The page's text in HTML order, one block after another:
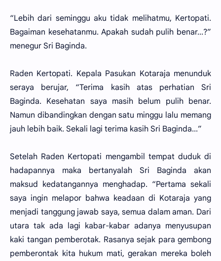
“Lebih dari seminggu aku tidak melihatmu, Kertopati.
Bagaiman kesehatanmu. Apakah sudah pulih benar...?”
menegur Sri Baginda.
Raden Kertopati. Kepala Pasukan Kotaraja menunduk
seraya berujar, “Terima kasih atas perhatian Sri
Baginda. Kesehatan saya masih belum pulih benar.
Namun dibandingkan dengan satu minggu lalu memang
jauh lebih baik. Sekali lagi terima kasih Sri Baginda...”
Setelah Raden Kertopati mengambil tempat duduk di
hadapannya maka bertanyalah Sri Baginda akan
maksud kedatangannya menghadap. “Pertama sekali
saya ingin melapor bahwa keadaan di Kotaraja yang
menjadi tanggung jawab saya, semua dalam aman. Dari
utara tak ada lagi kabar-kabar adanya menyusupan
kaki tangan pemberotak. Rasanya sejak para gembong
pemberontak kita hukum mati, gerakan mereka boleh